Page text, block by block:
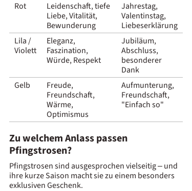
Rot
Leidenschaft, tiefe
Liebe, Vitalität,
Bewunderung
Jahrestag,
Valentinstag,
Liebeserklärung
Lila /
Violett
Eleganz,
Faszination,
Würde, Respekt
Jubiläum,
Abschluss,
besonderer
Dank
Gelb
Freude,
Freundschaft,
Wärme,
Optimismus
Aufmunterung,
Freundschaft,
"Einfach so"
Zu welchem Anlass passen
Pfingstrosen?
Pfingstrosen sind ausgesprochen vielseitig – und
ihre kurze Saison macht sie zu einem besonders
exklusiven Geschenk.